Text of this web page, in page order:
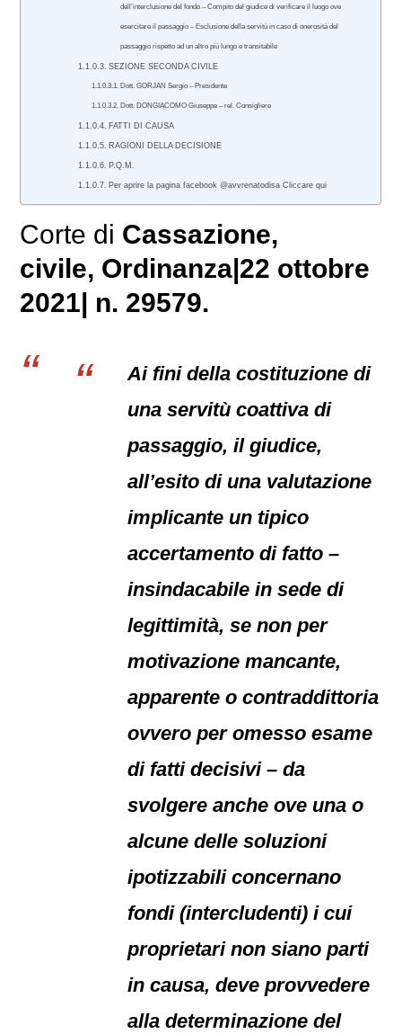
dell’interclusione del fondo – Compito del giudice di verificare il luogo ove
esercitare il passaggio – Esclusione della servitù in caso di onerosità del
passaggio rispetto ad un altro più lungo e transitabile
SEZIONE SECONDA CIVILE
Dott. GORJAN Sergio – Presidente
Dott. DONGIACOMO Giuseppe – rel. Consigliere
FATTI DI CAUSA
RAGIONI DELLA DECISIONE
P.Q.M.
Per aprire la pagina facebook @avvrenatodisa Cliccare qui
Corte di Cassazione,
civile, Ordinanza|22 ottobre
2021| n. 29579.
Ai fini della costituzione di
una servitù coattiva di
passaggio, il giudice,
all’esito di una valutazione
implicante un tipico
accertamento di fatto –
insindacabile in sede di
legittimità, se non per
motivazione mancante,
apparente o contraddittoria
ovvero per omesso esame
di fatti decisivi – da
svolgere anche ove una o
alcune delle soluzioni
ipotizzabili concernano
fondi (intercludenti) i cui
proprietari non siano parti
in causa, deve provvedere
alla determinazione del